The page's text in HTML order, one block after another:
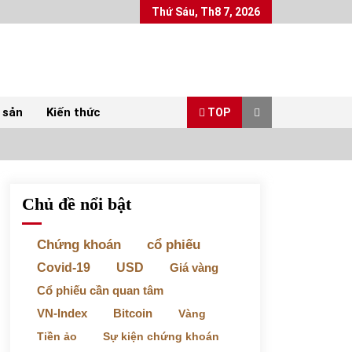
Thứ Sáu, Th8 7, 2026
Kiến thức TOP
Top 10 mặt hàng Việt Nam xuất khẩu nhiều
nhất tháng 5/2022
Bất ổn từ các cuộc đấu giá đất ở Thanh Hoá
31/05/2022
Chứng khoán ngày 30/5/2022: Top 10 cổ
Chủ đề nổi bật
Chứng khoán cổ phiếu
Covid-19 USD
Giá vàng
Cổ phiếu cần quan tâm
VN-Index Bitcoin
Vàng
Tiền ảo
Sự kiện chứng khoán